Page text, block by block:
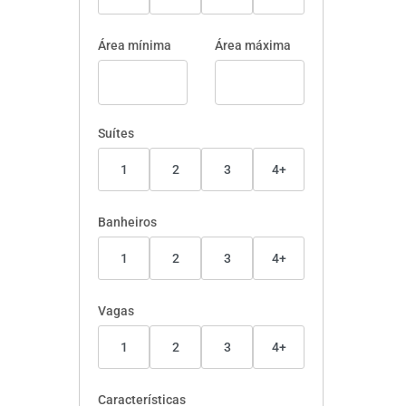
Área mínima Área máxima
Suítes
1 2 3 4+
Banheiros
1 2 3 4+
Vagas
1 2 3 4+
Características